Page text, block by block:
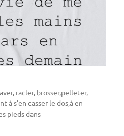
racler, brosser,pelleter,
à s’en casser le dos,à en
pieds dans